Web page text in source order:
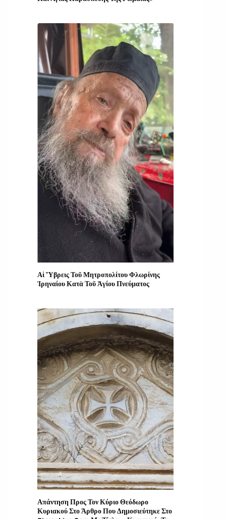
Αἱ Ὕβρεις Τοῦ Μητροπολίτου Φλωρίνης
Ἰρηναίου Κατὰ Τοῦ Ἁγίου Πνεύματος
Απάντηση Προς Τον Κύριο Θεόδωρο
Κυριακού Στο Άρθρο Που Δημοσιεύτηκε Στο